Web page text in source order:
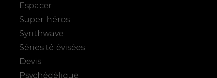
Espacer
Super-héros
Synthwave
Séries télévisées
Devis
Psychédélique